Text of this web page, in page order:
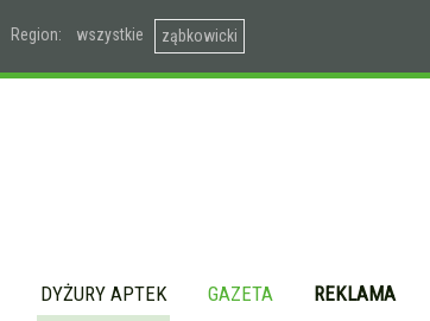
Region: wszystkie ząbkowicki
DYŻURY APTEK GAZETA REKLAMA